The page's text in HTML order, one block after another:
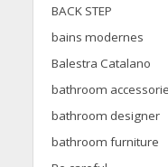
BACK STEP
bains modernes
Balestra Catalano
bathroom
bathroom designer
bathroom furniture